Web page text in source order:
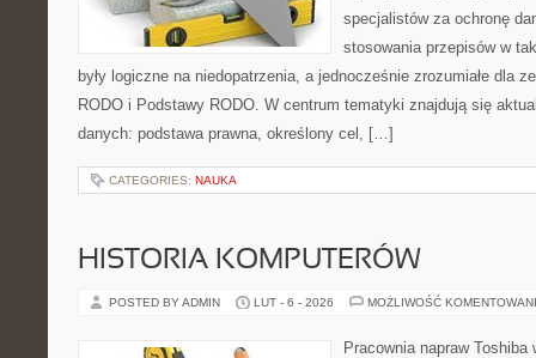
specjalistów za ochronę
stosowania przepisów w
były logiczne na niedopatrzenia, a jednocześnie zrozumiałe dla
RODO i Podstawy RODO. W centrum tematyki znajdują się
danych: podstawa prawna, określony cel, […]
CATEGORIES: NAUKA
HISTORIA KOMPUTERÓW
POSTED BY ADMIN LUT - 6 - 2026 MOŻLIWOŚĆ
Pracownia napraw